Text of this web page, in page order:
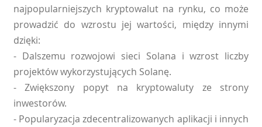
najpopularniejszych kryptowalut na rynku, co może
prowadzić do wzrostu jej wartości, między innymi
dzięki:
- Dalszemu rozwojowi sieci Solana i wzrost liczby
projektów wykorzystujących Solanę.
- Zwiększony popyt na kryptowaluty ze strony
inwestorów.
- Popularyzacja zdecentralizowanych aplikacji i innych